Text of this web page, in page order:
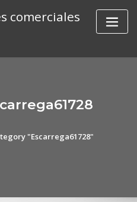
comerciales
"Escarrega61728"